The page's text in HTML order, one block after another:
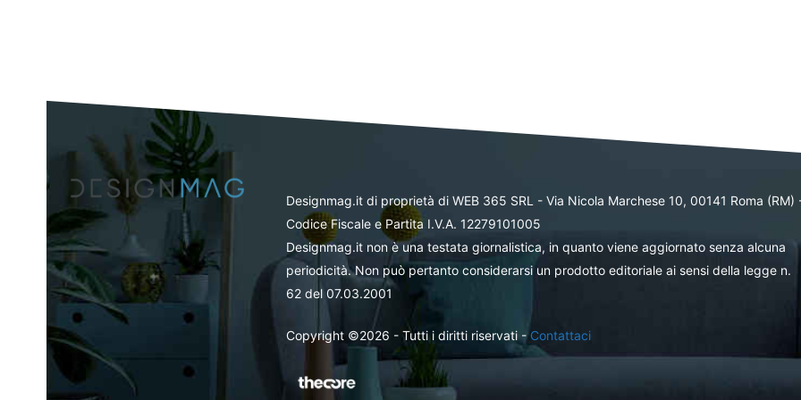
Designmag.it di proprietà di WEB 365 SRL - Via Nicola Marchese 10, 00141 Roma (RM)
Codice Fiscale e Partita I.V.A. 12279101005
Designmag.it non è una testata giornalistica, in quanto viene aggiornato senza alcuna
periodicità. Non può pertanto considerarsi un prodotto editoriale ai sensi della legge n.
62 del 07.03.2001
Copyright ©2026 - Tutti i diritti riservati -Contattaci